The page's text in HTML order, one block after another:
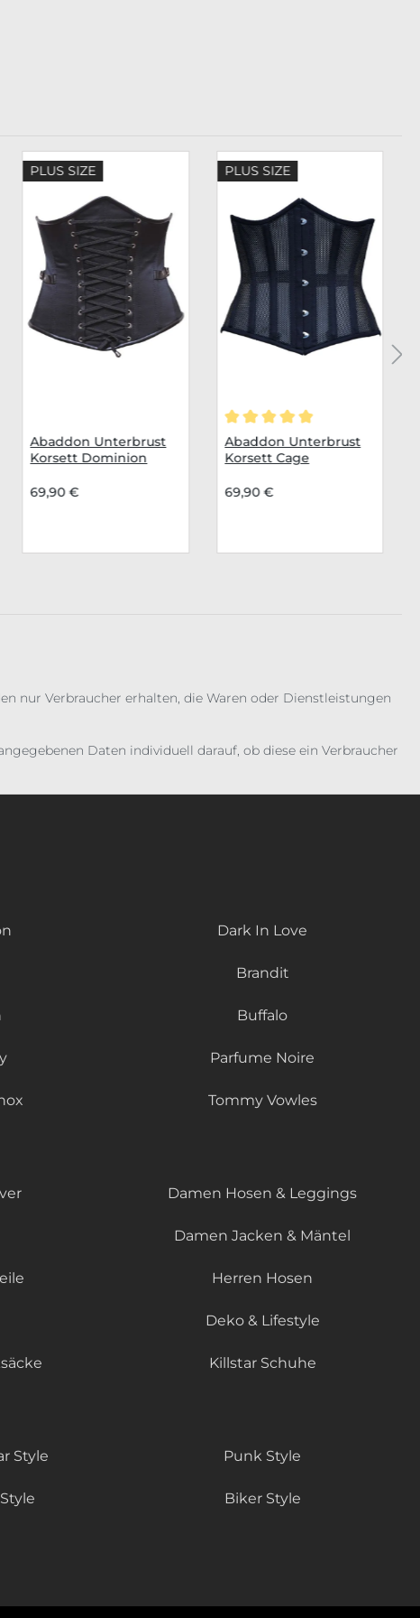
PLUS SIZE
Abaddon Unterbrust
Korsett Dominion
69,90 €
PLUS SIZE
Durchschnittliche
Abaddon Unterbrust
Korsett Cage
69,90 €
nur Verbraucher erhalten, die Waren oder Dienstleistungen
Daten individuell darauf, ob diese ein Verbraucher
Dark In Love
Brandit
Buffalo
Parfume Noire
Tommy Vowles
Damen Hosen & Leggings
Damen Jacken & Mäntel
Herren Hosen
Deko & Lifestyle
Killstar Schuhe
Style Punk Style
Biker Style